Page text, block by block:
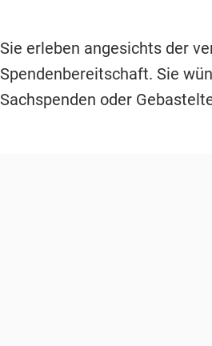
Sie erleben angesichts der
Spendenbereitschaft. Sie
Sachspenden oder